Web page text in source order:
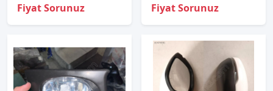
Fiyat Sorunuz Fiyat Sorunuz